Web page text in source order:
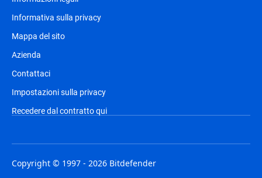
Informativa sulla privacy
Mappa del sito
Azienda
Contattaci
Impostazioni sulla privacy
Recedere dal contratto qui
Copyright © 1997 - 2026 Bitdefender